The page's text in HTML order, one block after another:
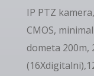
IP PTZ
CMOS,
dometa 200m,